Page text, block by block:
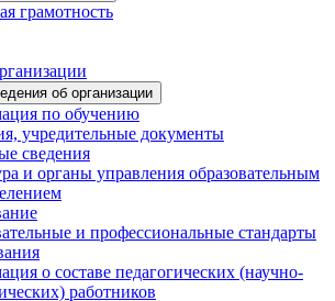
грамотность
об организации
по обучению
учредительные документы
сведения
и органы управления образовательным
и профессиональные стандарты
о составе педагогических (научно-
работников